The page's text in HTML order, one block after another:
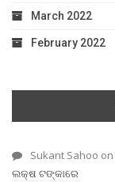
March 2022
February 2022
Sukant Sahoo on
ଲକ୍ଷ ଟଙ୍କାରେ